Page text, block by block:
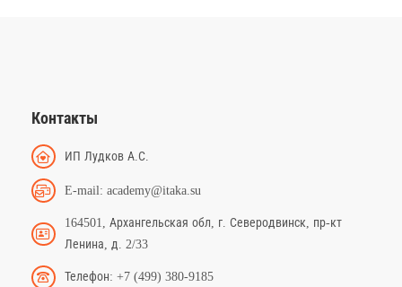
Контакты
ИП Лудков А.С.
E-mail: academy@itaka.su
164501, Архангельская обл, г. Северодвинск, пр-кт
Ленина, д. 2/33
Телефон: +7 (499) 380-9185